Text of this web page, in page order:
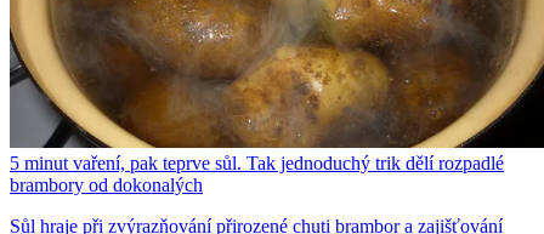
5 minut vaření, pak teprve sůl. Tak jednoduchý trik dělí rozpadlé
brambory od dokonalých
Sůl hraje při zvýrazňování přirozené chuti brambor a zajišťování